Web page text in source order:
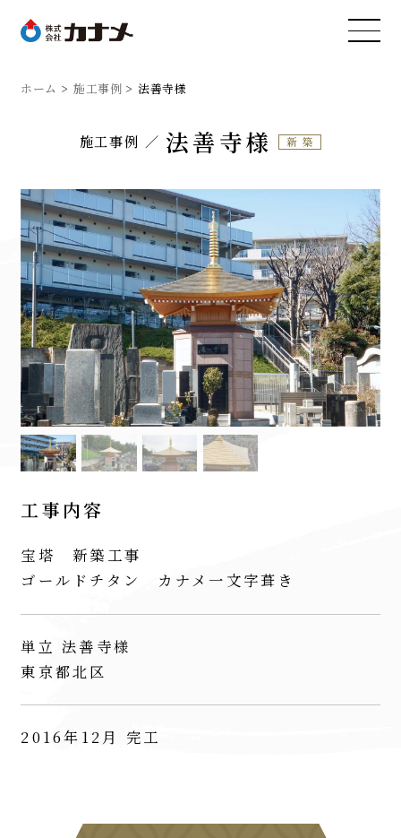
ホーム 施工事例 法善寺様
施工事例 法善寺様 新築
工事内容
宝塔 新築工事
ゴールドチタン カナメ一文字葺き
単立 法善寺様
東京都北区
2016年12月 完工